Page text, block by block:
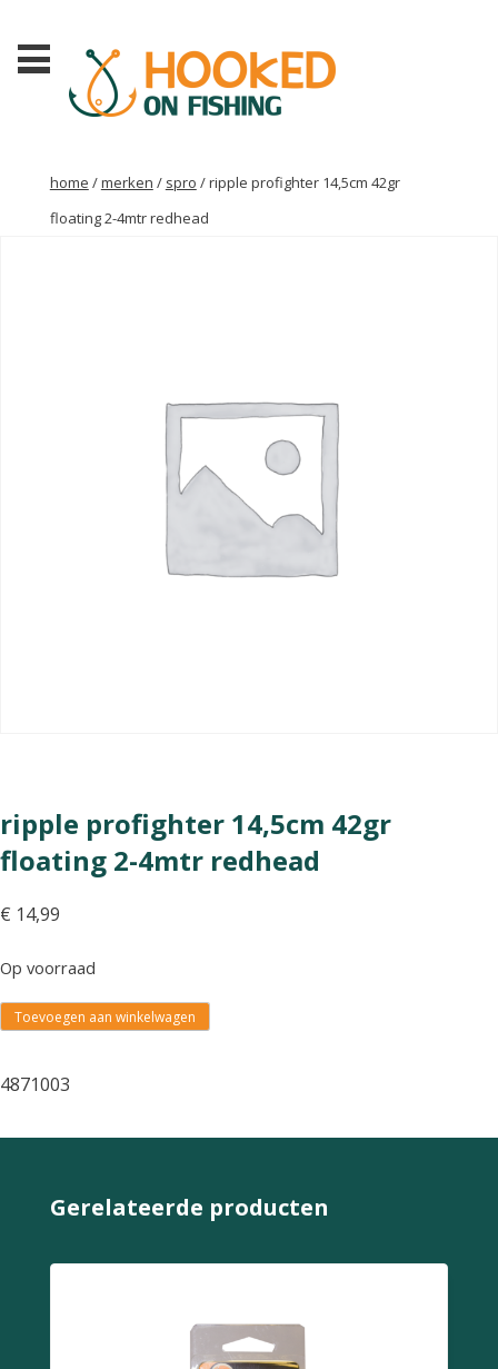
home /merken / spro / ripple profighter 14,5cm 42gr
floating 2-4mtr redhead
ripple profighter 14,5cm 42gr
floating 2-4mtr redhead
€ 14,99
Op voorraad
Toevoegen aan winkelwagen
4871003
Gerelateerde producten